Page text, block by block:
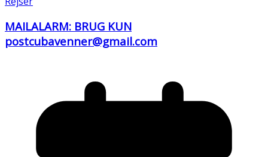
MAILALARM: BRUG KUN
postcubavenner@gmail.com